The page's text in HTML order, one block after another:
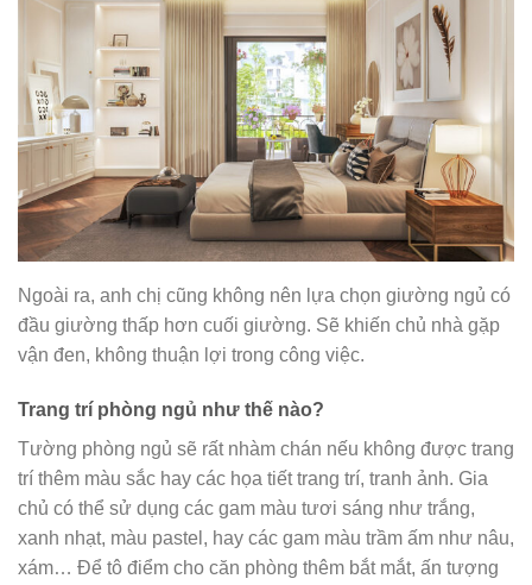
Ngoài ra, anh chị cũng không nên lựa chọn giường ngủ có
đầu giường thấp hơn cuối giường. Sẽ khiến chủ nhà gặp
vận đen, không thuận lợi trong công việc.
Trang trí phòng ngủ như thế nào?
Tường phòng ngủ sẽ rất nhàm chán nếu không được trang
trí thêm màu sắc hay các họa tiết trang trí, tranh ảnh. Gia
chủ có thể sử dụng các gam màu tươi sáng như trắng,
xanh nhạt, màu pastel, hay các gam màu trầm ấm như nâu,
xám… Để tô điểm cho căn phòng thêm bắt mắt, ấn tượng